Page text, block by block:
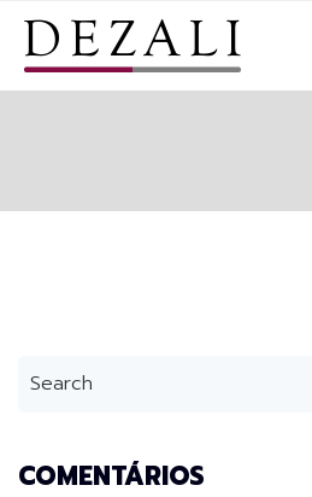
COMENTÁRIOS